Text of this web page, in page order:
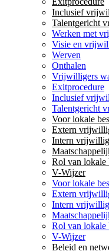
Inclusief
Talentgericht
Werken met
Visie en
Werven
Onthalen
Vrijwilligers
Exitprocedure
Inclusief
Talentgericht
Voor lokale
Extern
Intern
Rol van lokale
V-Wijzer
Voor lokale
Extern
Intern
Rol van lokale
V-Wijzer
Beleid en